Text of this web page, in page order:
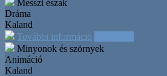
Messzi észak
Dráma
Kaland
További információ
Minyonok és szörnyek
Animáció
Kaland